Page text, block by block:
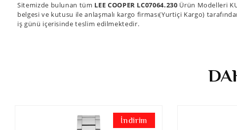
Sitemizde bulunan tüm LEE COOPER LC07064.230 Ürün Modelleri
belgesi ve kutusu ile anlaşmalı kargo firması(Yurtiçi Kargo)
iş günü içerisinde teslim edilmektedir.
İndirim